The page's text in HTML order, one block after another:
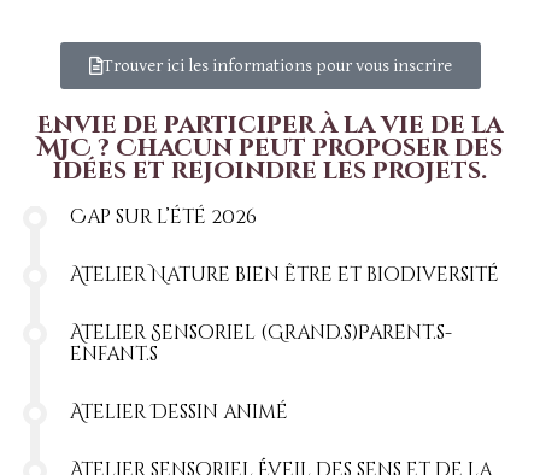
Trouver ici les informations pour vous inscrire
Envie de participer à la vie de la
MJC ? Chacun peut proposer des
idées et rejoindre les projets.
Cap sur l’été 2026
Atelier Nature bien être et biodiversité
Atelier Sensoriel (Grand.s)Parent.s-
enfant.s
Atelier Dessin animé